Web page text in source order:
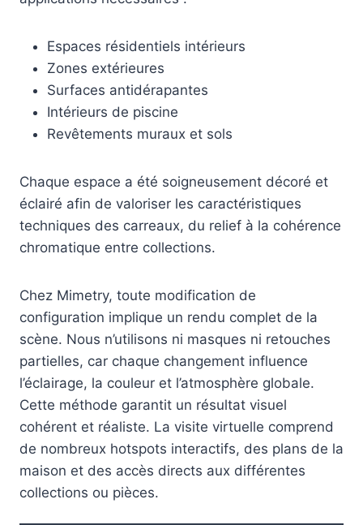
Espaces résidentiels intérieurs
Zones extérieures
Surfaces antidérapantes
Intérieurs de piscine
Revêtements muraux et sols
Chaque espace a été soigneusement décoré et
éclairé afin de valoriser les caractéristiques
techniques des carreaux, du relief à la cohérence
chromatique entre collections.
Chez Mimetry, toute modification de
configuration implique un rendu complet de la
scène. Nous n’utilisons ni masques ni retouches
partielles, car chaque changement influence
l’éclairage, la couleur et l’atmosphère globale.
Cette méthode garantit un résultat visuel
cohérent et réaliste. La visite virtuelle comprend
de nombreux hotspots interactifs, des plans de la
maison et des accès directs aux différentes
collections ou pièces.